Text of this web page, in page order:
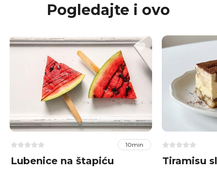
Pogledajte i ovo
10min
Lubenice na štapiću Tiramisu